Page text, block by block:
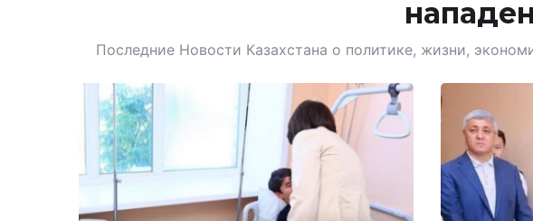
Последние Новости Казахстана о политике, жизни,